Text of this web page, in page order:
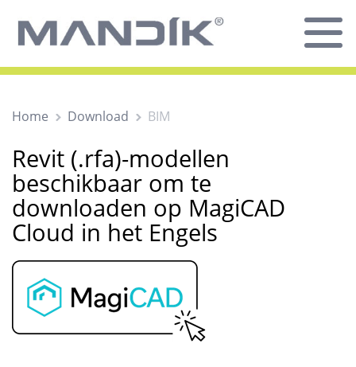
Home Download BIM
Revit (.rfa)-modellen
beschikbaar om te
downloaden op MagiCAD
Cloud in het Engels